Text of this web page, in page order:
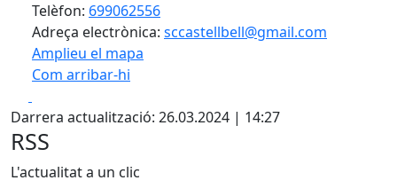
Telèfon: 699062556
Adreça electrònica: sccastellbell@gmail.com
Amplieu el mapa
Com arribar-hi
+
−
Darrera actualització: 26.03.2024 | 14:27
RSS
L'actualitat a un clic